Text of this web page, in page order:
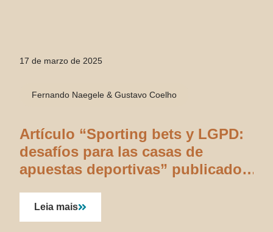
17 de marzo de 2025
Fernando Naegele & Gustavo Coelho
Artículo “Sporting bets y LGPD:
desafíos para las casas de
apuestas deportivas” publicado
Leia mais